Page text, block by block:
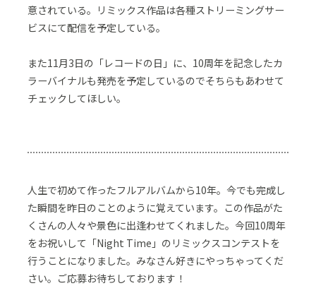
意されている。リミックス作品は各種ストリーミングサー
ビスにて配信を予定している。
また11月3日の「レコードの日」に、10周年を記念したカ
ラーバイナルも発売を予定しているのでそちらもあわせて
チェックしてほしい。
人生で初めて作ったフルアルバムから10年。今でも完成し
た瞬間を昨日のことのように覚えています。この作品がた
くさんの人々や景色に出逢わせてくれました。今回10周年
をお祝いして「Night Time」のリミックスコンテストを
行うことになりました。みなさん好きにやっちゃってくだ
さい。ご応募お待ちしております！